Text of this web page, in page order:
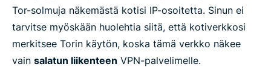
VPN + Tor = turvallisin ratkaisu
Eikö sinulla ole VPN:ää, jota käyttää Torin kanssa?
Tor-solmuja näkemästä kotisi IP-osoitetta. Sinun ei
tarvitse myöskään huolehtia siitä, että kotiverkkosi
merkitsee Torin käytön, koska tämä verkko näkee
vain salatun liikenteen VPN-palvelimelle.